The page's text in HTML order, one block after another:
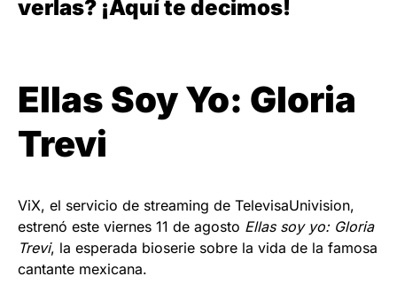
verlas? ¡Aquí te decimos!
Ellas Soy Yo: Gloria
Trevi
ViX, el servicio de streaming de TelevisaUnivision,
estrenó este viernes 11 de agosto Ellas soy yo: Gloria
Trevi, la esperada bioserie sobre la vida de la famosa
cantante mexicana.